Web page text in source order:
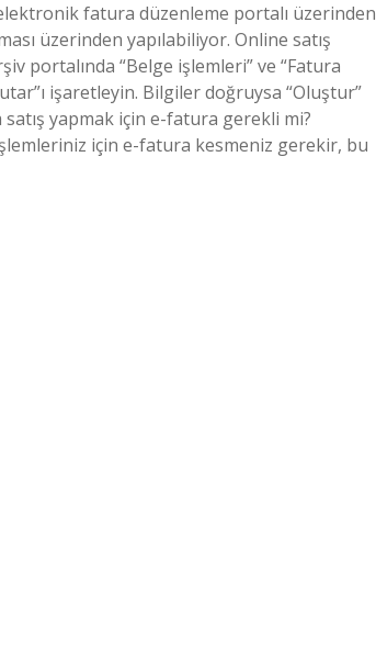
fatura düzenleme portalı üzerinden
üzerinden yapılabiliyor. Online satış
portalında “Belge işlemleri” ve “Fatura
işaretleyin. Bilgiler doğruysa “Oluştur”
yapmak için e-fatura gerekli mi?
için e-fatura kesmeniz gerekir, bu